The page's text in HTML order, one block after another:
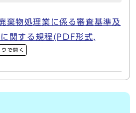
棄物処理業に係る審査基準及
関する規程(PDF形式,
で開く